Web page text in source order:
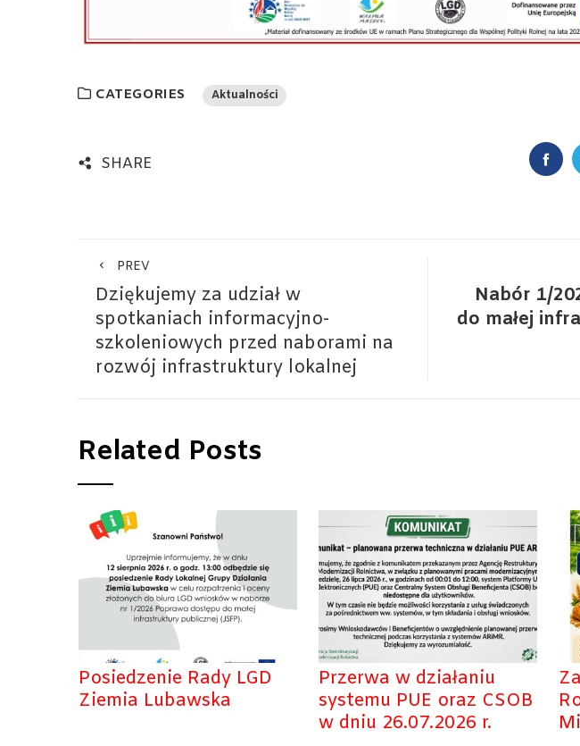
CATEGORIES Aktualności
SHARE
PREV
Dziękujemy za udział w
spotkaniach informacyjno-
szkoleniowych przed naborami na
rozwój infrastruktury lokalnej
Nabór 1/
do małej
Related Posts
Posiedzenie Rady LGD
Ziemia Lubawska
Przerwa w działaniu
systemu PUE oraz CSOB
w dniu 26.07.2026 r.